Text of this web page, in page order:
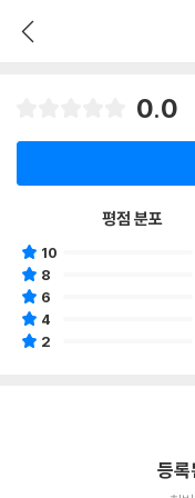
0.0
평점 분포
10
8
6
4
2
등록